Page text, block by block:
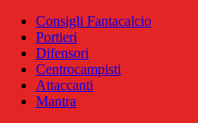
Consigli Fantacalcio
Portieri
Difensori
Centrocampisti
Attaccanti
Mantra